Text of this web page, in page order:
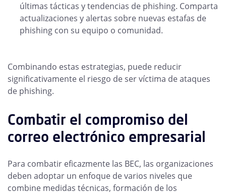
últimas tácticas y tendencias de phishing. Comparta
actualizaciones y alertas sobre nuevas estafas de
phishing con su equipo o comunidad.
Combinando estas estrategias, puede reducir
significativamente el riesgo de ser víctima de ataques
de phishing.
Combatir el compromiso del
correo electrónico empresarial
Para combatir eficazmente las BEC, las organizaciones
deben adoptar un enfoque de varios niveles que
combine medidas técnicas, formación de los